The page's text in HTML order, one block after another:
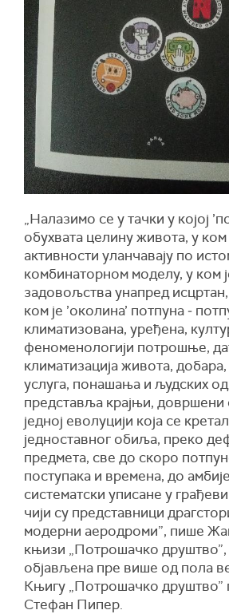
„Налазимо се у тачки у којој
обухвата целину живота, у ком
активности уланчавају по
комбинаторном моделу, у ком
задовољства унапред исцртан,
ком је ’околина’ потпуна ‒
климатизована, уређена,
феноменологији потрошње,
климатизација живота,
услуга, понашања и људских
представља крајњи, довршени
једној еволуцији која се
једноставног обиља, преко
предмета, све до скоро
поступака и времена, до
систематски уписане у
чији су представници
модерни аеродроми”, пише
књизи „Потрошачко друштво”,
објављена пре више од пола
Књигу „Потрошачко друштво”
Стефан Пипер.